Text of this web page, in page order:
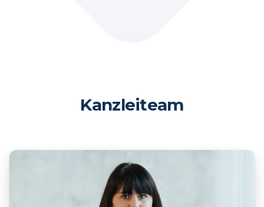
Kanzleiteam